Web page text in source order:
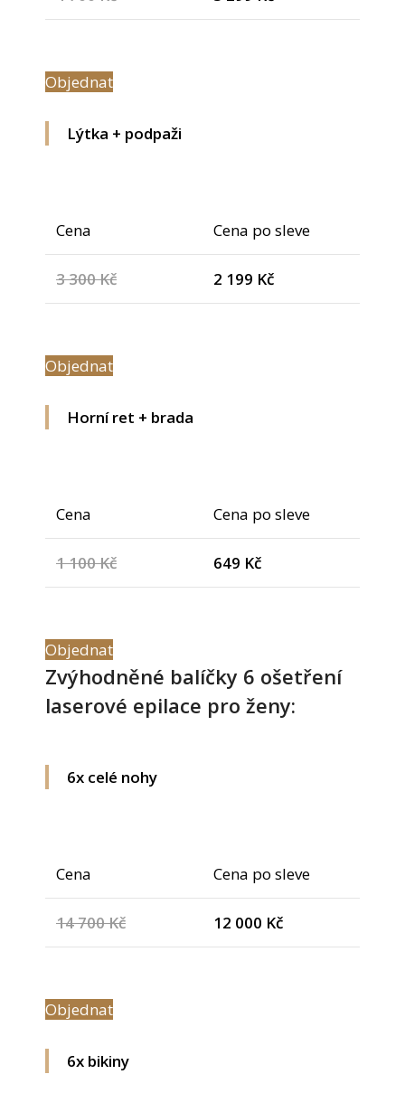
Objednat
Lýtka + podpaži
Cena Cena po sleve
3 300 Kč 2 199 Kč
Objednat
Horní ret + brada
Cena Cena po sleve
1 100 Kč 649 Kč
Objednat
Zvýhodněné balíčky 6 ošetření
laserové epilace pro ženy:
6x celé nohy
Cena Cena po sleve
14 700 Kč 12 000 Kč
Objednat
6x bikiny